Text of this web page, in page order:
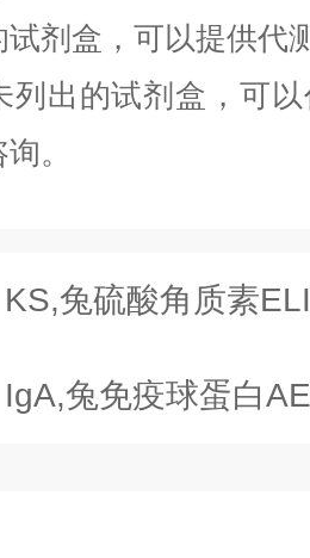
剂盒，可以提供代
列出的试剂盒，可
。
KS,兔硫酸角质素
IgA,兔免疫球蛋白